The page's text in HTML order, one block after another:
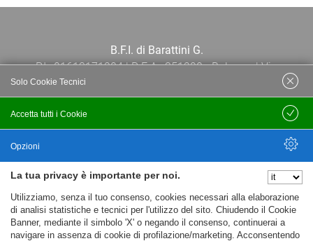
B.F.I. di Barattini G.
P.I.: 01613171204 | R.E.A.: 351290 - Bologna | Via
Po 13E, 40139, Bologna | Telefono: 051
444638 | Email: bfi@bfi.bo.it
Privacy policy
Cookie policy
La tua privacy è importante per noi.
Utilizziamo, senza il tuo consenso, cookies necessari alla elaborazione
di analisi statistiche e tecnici per l'utilizzo del sito. Chiudendo il Cookie
Banner, mediante il simbolo 'X' o negando il consenso, continuerai a
navigare in assenza di cookie di profilazione/marketing. Acconsentendo
Accetta tutti i Cookie
Solo Cookie Tecnici
Salva
Opzioni
Nascondi Opzioni